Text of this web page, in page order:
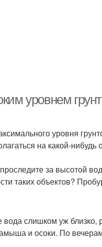
уровнем
уровня
на какой-нибудь
за высотой
таких объектов?
слишком уж близко,
и осоки. По